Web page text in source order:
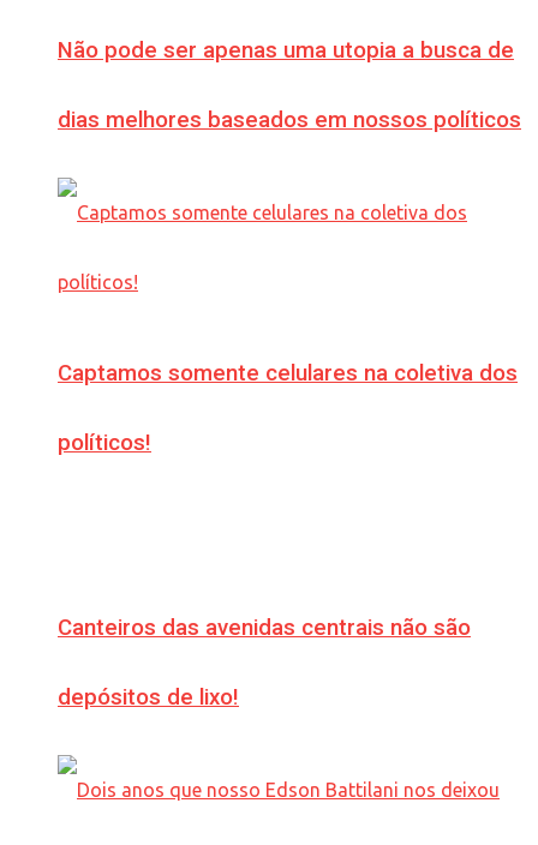
Não pode ser apenas uma utopia a busca de
dias melhores baseados em nossos políticos
Captamos somente celulares na coletiva dos
políticos!
Canteiros das avenidas centrais não são
depósitos de lixo!